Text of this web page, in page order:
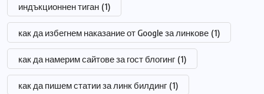
индъкционнен тиган (1)
как да избегнем наказание от Google за линкове (1)
как да намерим сайтове за гост блогинг (1)
как да пишем статии за линк билдинг (1)